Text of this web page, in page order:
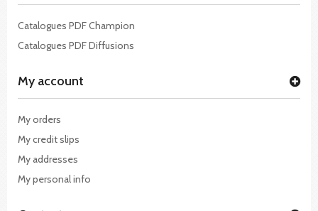
Catalogues PDF Champion
Catalogues PDF Diffusions
My account
My orders
My credit slips
My addresses
My personal info